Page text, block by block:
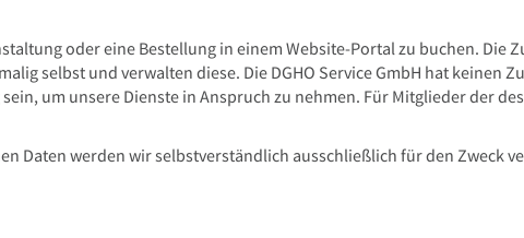
oder eine Bestellung in einem Website-Portal zu buchen. Die
selbst und verwalten diese. Die DGHO Service GmbH hat keinen
um unsere Dienste in Anspruch zu nehmen. Für Mitglieder der des
Daten werden wir selbstverständlich ausschließlich für den Zweck